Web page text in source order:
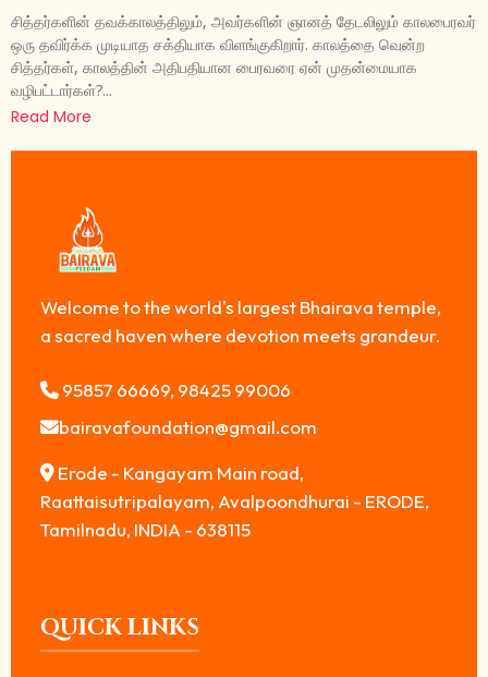
சித்தர்களின் தவக்காலத்திலும், அவர்களின் ஞானத் தேடலிலும் காலபைரவர்
ஒரு தவிர்க்க முடியாத சக்தியாக விளங்குகிறார். காலத்தை வென்ற
சித்தர்கள், காலத்தின் அதிபதியான பைரவரை ஏன் முதன்மையாக
வழிபட்டார்கள்?...
Read More
Welcome to the world's largest Bhairava temple,
a sacred haven where devotion meets grandeur.
95857 66669, 98425 99006
bairavafoundation@gmail.com
Erode - Kangayam Main road,
Raattaisutripalayam, Avalpoondhurai - ERODE,
Tamilnadu, INDIA - 638115
QUICK LINKS